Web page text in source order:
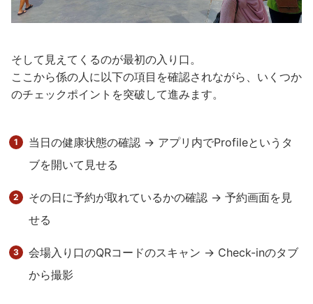
そして見えてくるのが最初の入り口。
ここから係の人に以下の項目を確認されながら、いくつか
のチェックポイントを突破して進みます。
当日の健康状態の確認 → アプリ内でProfileというタ
ブを開いて見せる
その日に予約が取れているかの確認 → 予約画面を見
せる
会場入り口のQRコードのスキャン → Check-inのタブ
から撮影